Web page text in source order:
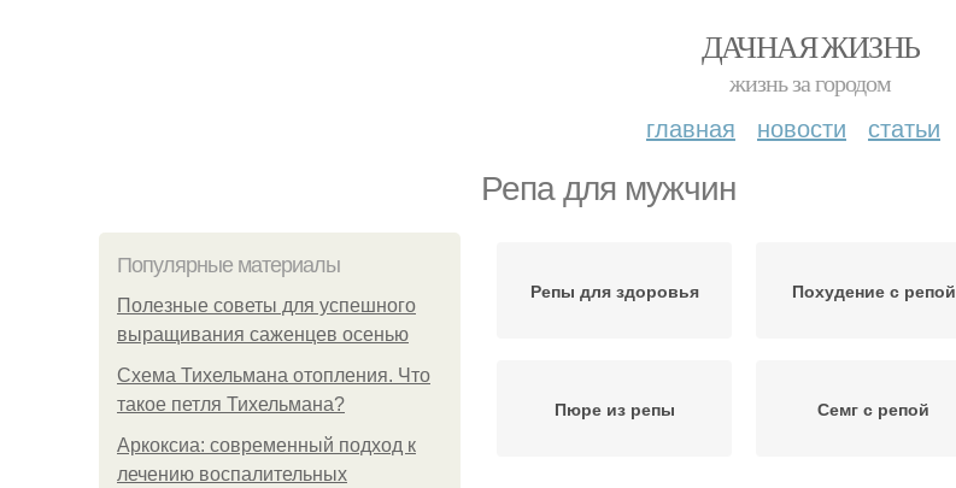
ДАЧНАЯ ЖИЗНЬ
жизнь за городом
главная новости статьи
Репа для мужчин
Популярные материалы
Полезные советы для успешного
выращивания саженцев осенью
Схема Тихельмана отопления. Что
такое петля Тихельмана?
Аркоксиа: современный подход к
лечению воспалительных
Репы для здоровья Похудение с репой
Пюре из репы Семг с репой